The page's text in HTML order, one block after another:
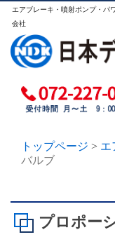
エアブレーキ・噴射ポンプ・パ
会社
トップページ > エ
バルブ
プロポー